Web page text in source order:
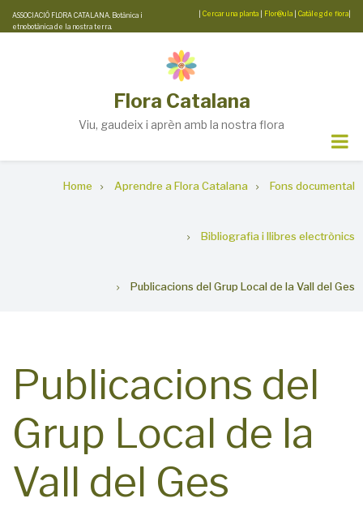
Skip
to
ASSOCIACIÓ FLORA CATALANA. Botànica i
etnobotànica de la nostra terra.
Cercar una planta Flor@ula Catàleg de flora
Flora Catalana
Viu, gaudeix i aprèn amb la nostra flora
Home Aprendre a Flora Catalana Fons documental
Bibliografia i llibres electrònics
Publicacions del Grup Local de la Vall del Ges
Publicacions del
Grup Local de la
Vall del Ges